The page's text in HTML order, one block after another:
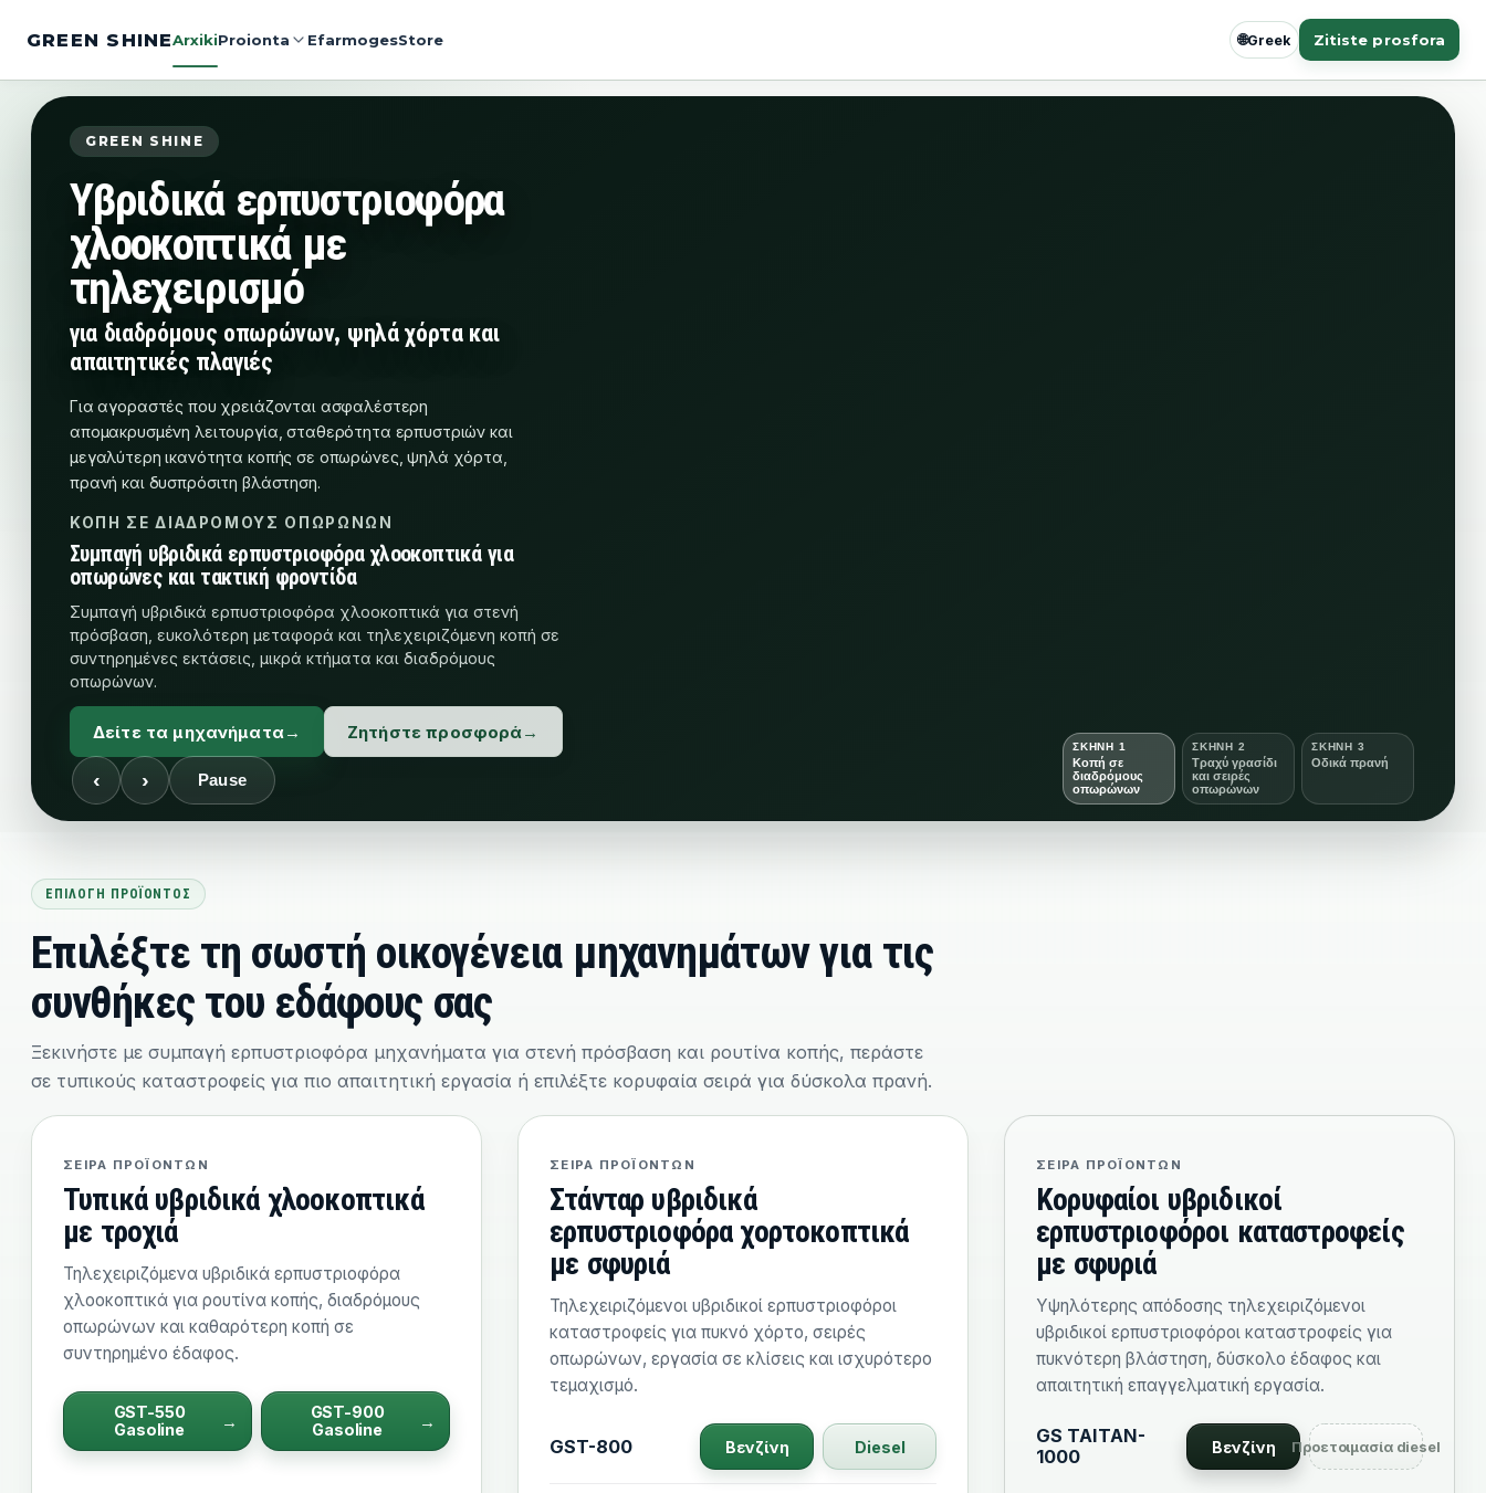
GREEN SHINEArxikiProionta EfarmogesStore 🌐Greek Zitiste prosfora
GREEN SHINE
Υβριδικά ερπυστριοφόρα
χλοοκοπτικά με
τηλεχειρισμό
για διαδρόμους οπωρώνων, ψηλά χόρτα και
απαιτητικές πλαγιές
Για αγοραστές που χρειάζονται ασφαλέστερη
απομακρυσμένη λειτουργία, σταθερότητα ερπυστριών και
μεγαλύτερη ικανότητα κοπής σε οπωρώνες, ψηλά χόρτα,
πρανή και δυσπρόσιτη βλάστηση.
ΤΡΑΧΎ ΓΡΑΣΊΔΙ ΚΑΙ ΣΕΙΡΈΣ ΟΠΩΡΏΝΩΝ
Τυπικοί ερπυστριοφόροι καταστροφείς για πυκνό χόρτο,
σειρές οπωρώνων και άκρα αγρών
Μεγαλύτερη ικανότητα τεμαχισμού για πυκνότερη βλάστηση σε
οπωρώνες, πυκνό χόρτο και καθημερινές εργασίες όπου ένα
τυπικό χλοοκοπτικό δεν επαρκεί.
Explore Standard Flail Ζητήστε προσφορά
‹ › Pause
ΣΚΗΝΉ 1
Κοπή σε
διαδρόμους
οπωρώνων
ΣΚΗΝΉ 2
Τραχύ γρασίδι
και σειρές
οπωρώνων
ΣΚΗΝΉ 3
Οδικά πρανή
ΕΠΙΛΟΓΉ ΠΡΟΪΌΝΤΟΣ
Επιλέξτε τη σωστή οικογένεια μηχανημάτων για τις
συνθήκες του εδάφους σας
Ξεκινήστε με συμπαγή ερπυστριοφόρα μηχανήματα για στενή πρόσβαση και ρουτίνα κοπής, περάστε
σε τυπικούς καταστροφείς για πιο απαιτητική εργασία ή επιλέξτε κορυφαία σειρά για δύσκολα πρανή.
ΣΕΙΡΆ ΠΡΟΪΌΝΤΩΝ
Τυπικά υβριδικά χλοοκοπτικά
με τροχιά
Τηλεχειριζόμενα υβριδικά ερπυστριοφόρα
χλοοκοπτικά για ρουτίνα κοπής, διαδρόμους
οπωρώνων και καθαρότερη κοπή σε
συντηρημένο έδαφος.
GST-550
Gasoline
GST-900
Gasoline
ΣΕΙΡΆ ΠΡΟΪΌΝΤΩΝ
Στάνταρ υβριδικά
ερπυστριοφόρα χορτοκοπτικά
με σφυριά
Τηλεχειριζόμενοι υβριδικοί ερπυστριοφόροι
καταστροφείς για πυκνό χόρτο, σειρές
οπωρώνων, εργασία σε κλίσεις και ισχυρότερο
τεμαχισμό.
GST-800 Βενζίνη Diesel
ΣΕΙΡΆ ΠΡΟΪΌΝΤΩΝ
Κορυφαίοι υβριδικοί
ερπυστριοφόροι καταστροφείς
με σφυριά
Υψηλότερης απόδοσης τηλεχειριζόμενοι
υβριδικοί ερπυστριοφόροι καταστροφείς για
πυκνότερη βλάστηση, δύσκολο έδαφος και
απαιτητική επαγγελματική εργασία.
GS TAITAN-
1000
Βενζίνη Προετοιμασία diesel